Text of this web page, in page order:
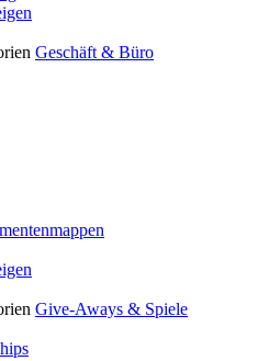
Geschäft & Büro
Give-Aways & Spiele